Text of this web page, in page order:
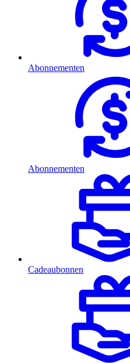
Abonnementen
Abonnementen
Cadeaubonnen